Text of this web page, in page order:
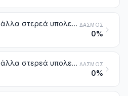
Πίτες και άλλα στερεά υπολείμματα, έστω και σπασμένα ή συσσωματωμένα με μορφή σβόλων, από την εξαγωγή του σογιέλαιου ΔΑΣΜΌΣ
0%
Πίτες και άλλα στερεά υπολείμματα, έστω και σπασμένα ή συσσωματωμένα με μορφή σβόλων, από την εξαγωγή του αραχιδέλαιου ΔΑΣΜΌΣ
0%